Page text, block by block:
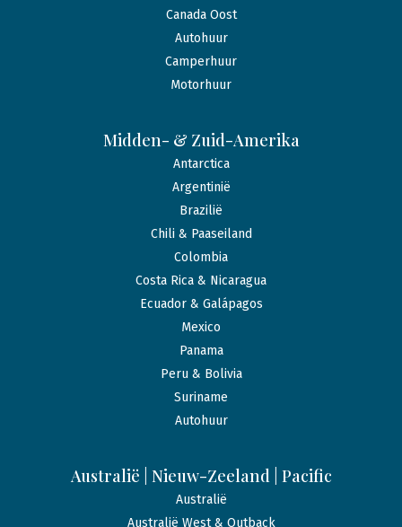
Canada Oost
Autohuur
Camperhuur
Motorhuur
Midden- & Zuid-Amerika
Antarctica
Argentinië
Brazilië
Chili & Paaseiland
Colombia
Costa Rica & Nicaragua
Ecuador & Galápagos
Mexico
Panama
Peru & Bolivia
Suriname
Autohuur
Australië | Nieuw-Zeeland | Pacific
Australië
Australië West & Outback